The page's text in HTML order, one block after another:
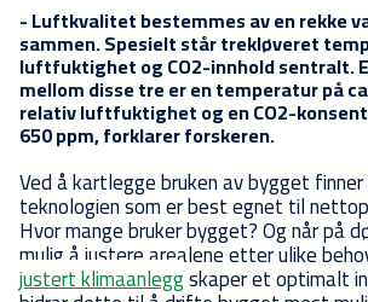
- Luftkvalitet bestemmes av en rekke
sammen. Spesielt står trekløveret
luftfuktighet og CO2-innhold sentralt.
mellom disse tre er en temperatur på
relativ luftfuktighet og en CO2-
650 ppm, forklarer forskeren.
Ved å kartlegge bruken av bygget finner
teknologien som er best egnet til
Hvor mange bruker bygget? Og når på
mulig å justere arealene etter ulike
justert klimaanleggskaper et optimalt